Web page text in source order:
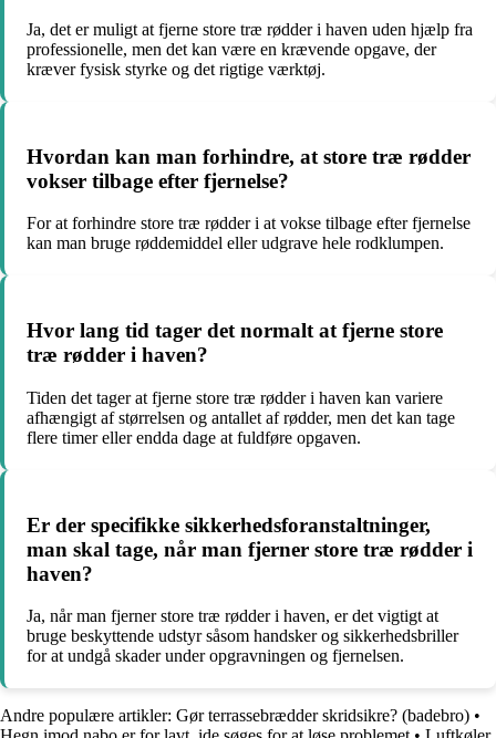
Ja, det er muligt at fjerne store træ rødder i haven uden hjælp fra
professionelle, men det kan være en krævende opgave, der
kræver fysisk styrke og det rigtige værktøj.
Hvordan kan man forhindre, at store træ rødder
vokser tilbage efter fjernelse?
For at forhindre store træ rødder i at vokse tilbage efter fjernelse
kan man bruge røddemiddel eller udgrave hele rodklumpen.
Hvor lang tid tager det normalt at fjerne store
træ rødder i haven?
Tiden det tager at fjerne store træ rødder i haven kan variere
afhængigt af størrelsen og antallet af rødder, men det kan tage
flere timer eller endda dage at fuldføre opgaven.
Er der specifikke sikkerhedsforanstaltninger,
man skal tage, når man fjerner store træ rødder i
haven?
Ja, når man fjerner store træ rødder i haven, er det vigtigt at
bruge beskyttende udstyr såsom handsker og sikkerhedsbriller
for at undgå skader under opgravningen og fjernelsen.
Andre populære artikler: Gør terrassebrædder skridsikre? (badebro) •